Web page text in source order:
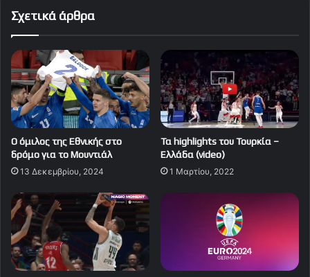
Σχετικά άρθρα
Ο όμιλος της Εθνικής στο
δρόμο για το Μουντιάλ
13 Δεκεμβρίου, 2024
Τα highlights του Τουρκία –
Ελλάδα (video)
1 Μαρτίου, 2022